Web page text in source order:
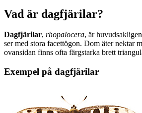
Vad är dagfjärilar?
Dagfjärilar, rhopalocera, är
ser med stora facettögon. Dom äter nektar
ovansidan finns ofta färgstarka brett
Exempel på dagfjärilar